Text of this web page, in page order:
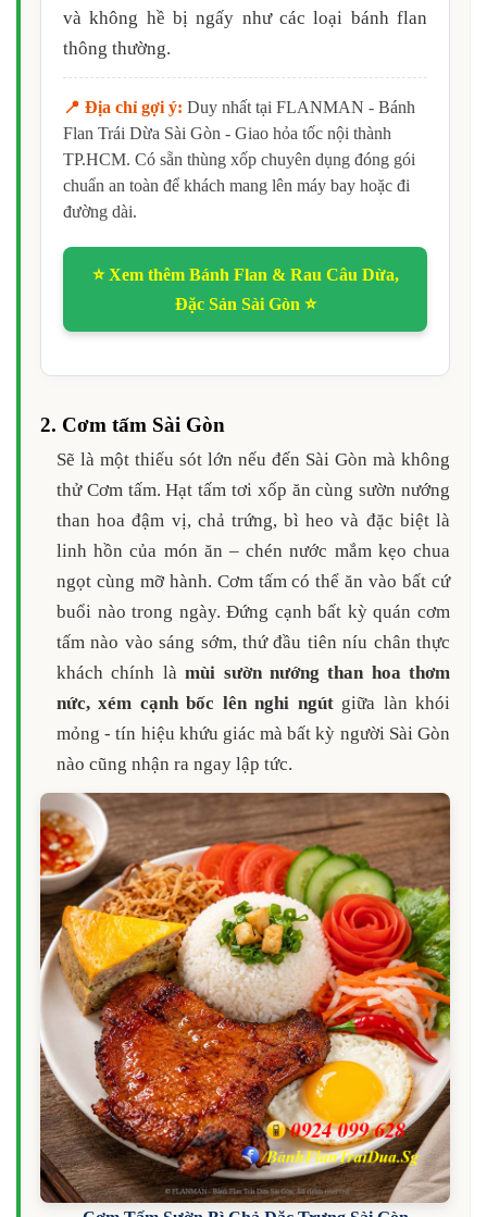
và không hề bị ngấy như các loại bánh flan
thông thường.
📍 Địa chỉ gợi ý: Duy nhất tại FLANMAN - Bánh
Flan Trái Dừa Sài Gòn - Giao hỏa tốc nội thành
TP.HCM. Có sẵn thùng xốp chuyên dụng đóng gói
chuẩn an toàn để khách mang lên máy bay hoặc đi
đường dài.
⭐ Xem thêm Bánh Flan & Rau Câu Dừa,
Đặc Sản Sài Gòn ⭐
2. Cơm tấm Sài Gòn
Sẽ là một thiếu sót lớn nếu đến Sài Gòn mà không
thử Cơm tấm. Hạt tấm tơi xốp ăn cùng sườn nướng
than hoa đậm vị, chả trứng, bì heo và đặc biệt là
linh hồn của món ăn – chén nước mắm kẹo chua
ngọt cùng mỡ hành. Cơm tấm có thể ăn vào bất cứ
buổi nào trong ngày. Đứng cạnh bất kỳ quán cơm
tấm nào vào sáng sớm, thứ đầu tiên níu chân thực
khách chính làmùi sườn nướng than hoa thơm
nức, xém cạnh bốc lên nghi ngútgiữa làn khói
mỏng - tín hiệu khứu giác mà bất kỳ người Sài Gòn
nào cũng nhận ra ngay lập tức.